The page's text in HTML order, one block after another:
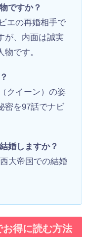
ですか？
エの再婚相手で
が、内面は誠実
です。
クイーン）の姿
密を97話でナビ
婚しますか？
大帝国での結婚
お得に読む方法